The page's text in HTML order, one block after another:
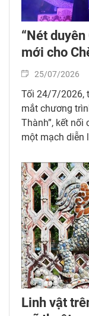
“Nét
mới cho
25/07/2026
Tối 24/7/2026,
mắt chương
Thành”, kết nối
một mạch diễn
dựng hiện đại.
Linh vật